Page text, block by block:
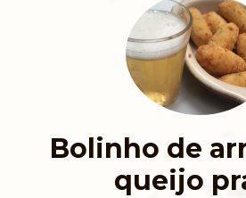
Bolinho de
queijo